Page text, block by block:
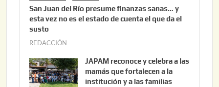
San Juan del Río presume finanzas sanas… y
esta vez no es el estado de cuenta el que da el
susto
REDACCIÓN
o
s
JAPAM reconoce y celebra a las
mamás que fortalecen a la
institución y a las familias